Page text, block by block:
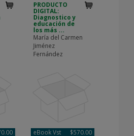
PRODUCTO
DIGITAL:
Diagnostico y
educación de
los más ...
María del Carmen
Jiménez
Fernández
eBook Vst $570.00